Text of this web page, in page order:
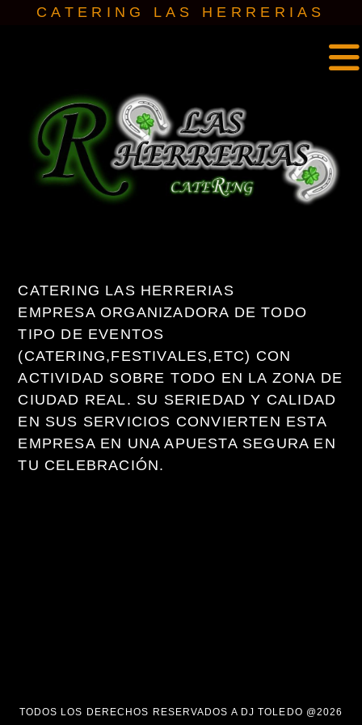
CATERING LAS HERRERIAS
CATERING LAS HERRERIAS
EMPRESA ORGANIZADORA DE TODO
TIPO DE EVENTOS
(CATERING,FESTIVALES,ETC) CON
ACTIVIDAD SOBRE TODO EN LA ZONA DE
CIUDAD REAL. SU SERIEDAD Y CALIDAD
EN SUS SERVICIOS CONVIERTEN ESTA
EMPRESA EN UNA APUESTA SEGURA EN
TU CELEBRACIÓN.
TODOS LOS DERECHOS RESERVADOS A DJ TOLEDO @2026